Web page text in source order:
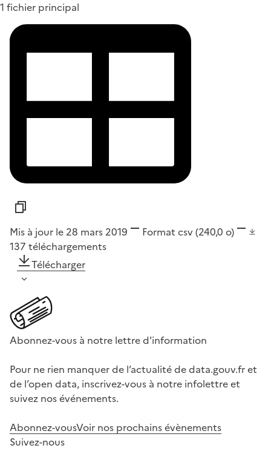
1 fichier principal
Mis à jour le 28 mars 2019 Format csv(240,0 o)
137 téléchargements
Télécharger
Abonnez-vous à notre lettre d'information
Pour ne rien manquer de l’actualité de data.gouv.fr et
de l’open data, inscrivez-vous à notre infolettre et
suivez nos événements.
Abonnez-vousVoir nos prochains évènements
Suivez-nous